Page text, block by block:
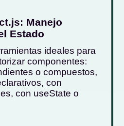
Manejo
Estado
ideales para
componentes:
o compuestos,
con
con useState o